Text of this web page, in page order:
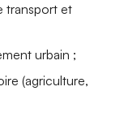
transport et
urbain ;
(agriculture,